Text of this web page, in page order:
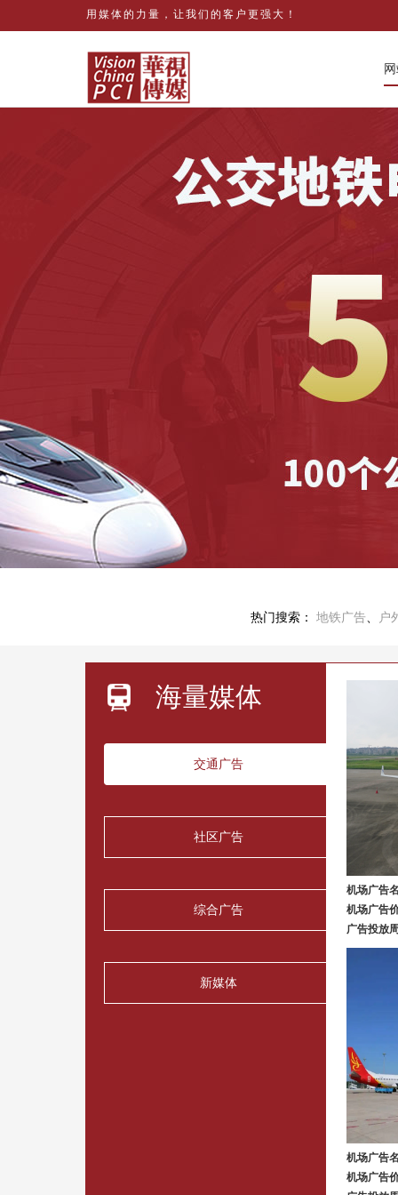
用媒体的力量，让我们的客户更强大！
热门搜索： 地铁广告、 户
海量媒体
交通广告
社区广告
综合广告
新媒体
机场广告
机场广告
广告投放
机场广告
机场广告